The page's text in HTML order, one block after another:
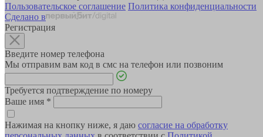
Пользовательское соглашение Политика конфиденциальности
Сделано в
Регистрация
Введите номер телефона
Мы отправим вам код в смс на телефон или позвоним
Требуется подтверждение по номеру
Ваше имя *
Нажимая на кнопку ниже, я даю согласие на обработку